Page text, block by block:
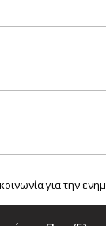
για την